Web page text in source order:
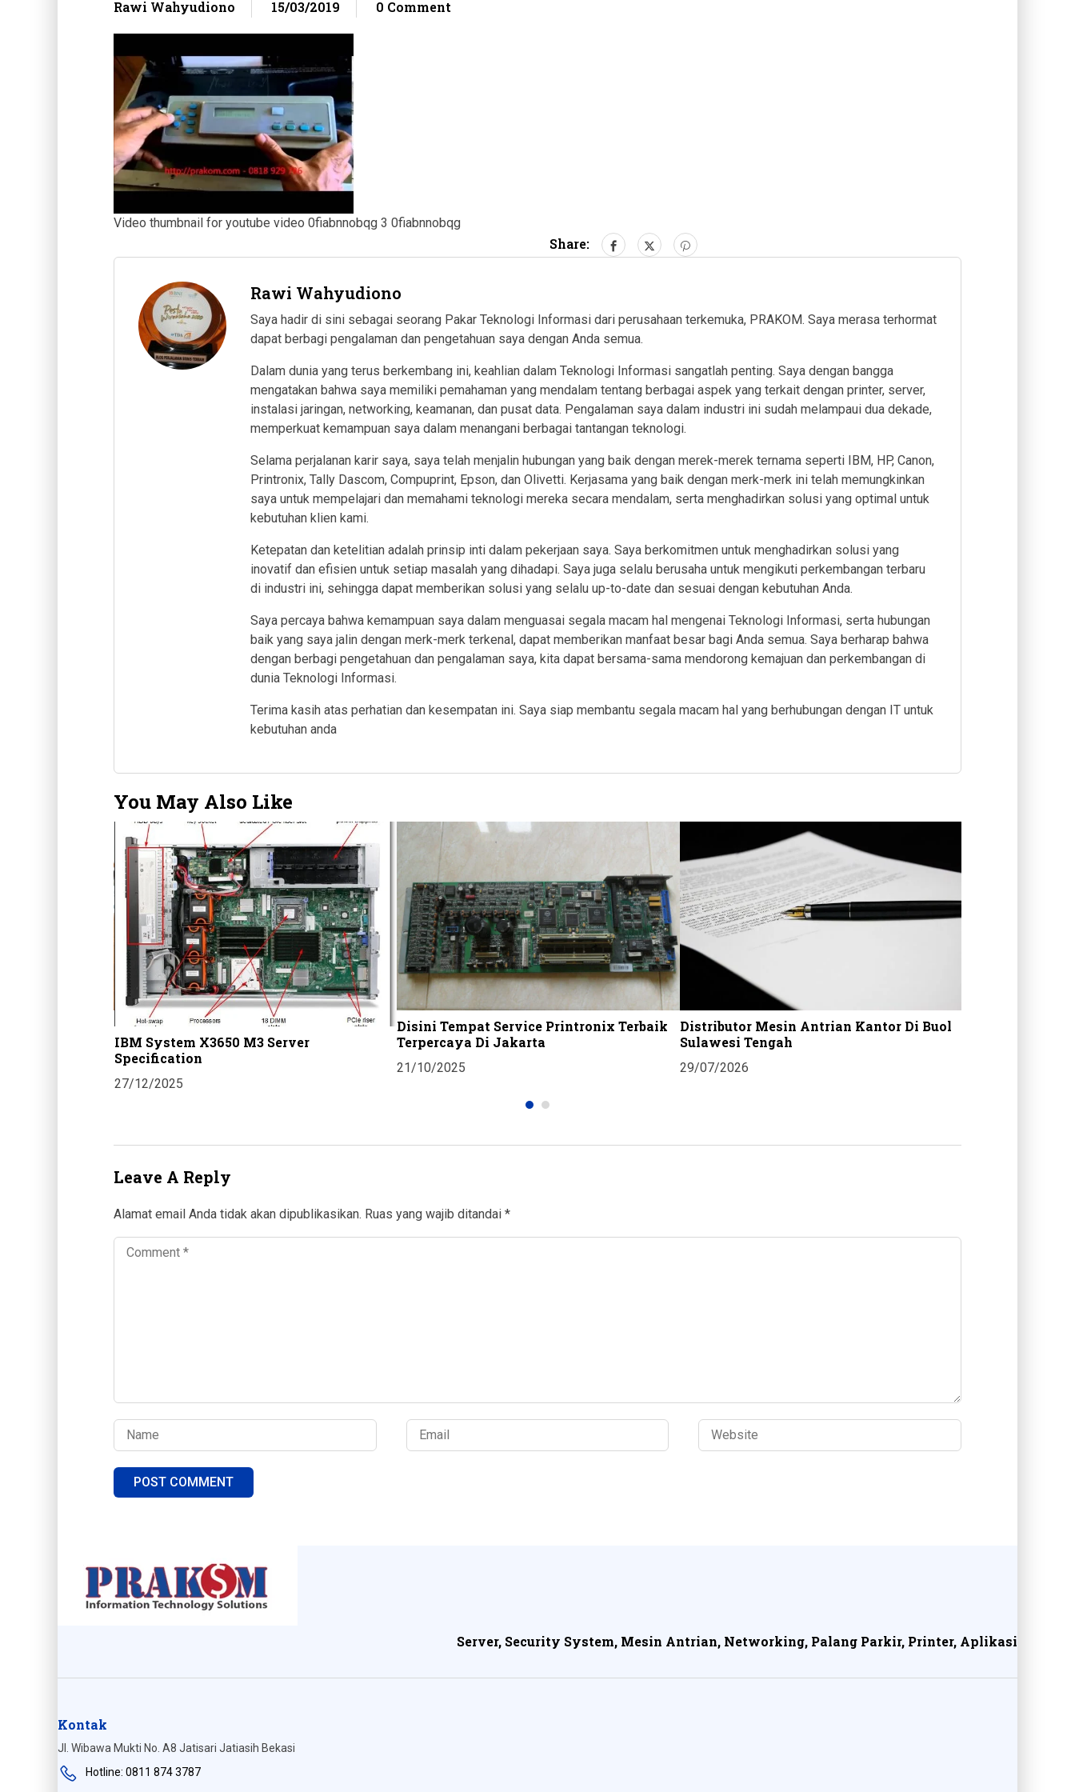
Rawi Wahyudiono 15/03/2019 0 Comment
Video thumbnail for youtube video 0fiabnnobqg 3 0fiabnnobqg
Share:
Rawi Wahyudiono
Saya hadir di sini sebagai seorang Pakar Teknologi Informasi dari perusahaan terkemuka, PRAKOM. Saya merasa terhormat
dapat berbagi pengalaman dan pengetahuan saya dengan Anda semua.
Dalam dunia yang terus berkembang ini, keahlian dalam Teknologi Informasi sangatlah penting. Saya dengan bangga
mengatakan bahwa saya memiliki pemahaman yang mendalam tentang berbagai aspek yang terkait dengan printer, server,
instalasi jaringan, networking, keamanan, dan pusat data. Pengalaman saya dalam industri ini sudah melampaui dua dekade,
memperkuat kemampuan saya dalam menangani berbagai tantangan teknologi.
Selama perjalanan karir saya, saya telah menjalin hubungan yang baik dengan merek-merek ternama seperti IBM, HP, Canon,
Printronix, Tally Dascom, Compuprint, Epson, dan Olivetti. Kerjasama yang baik dengan merk-merk ini telah memungkinkan
saya untuk mempelajari dan memahami teknologi mereka secara mendalam, serta menghadirkan solusi yang optimal untuk
kebutuhan klien kami.
Ketepatan dan ketelitian adalah prinsip inti dalam pekerjaan saya. Saya berkomitmen untuk menghadirkan solusi yang
inovatif dan efisien untuk setiap masalah yang dihadapi. Saya juga selalu berusaha untuk mengikuti perkembangan terbaru
di industri ini, sehingga dapat memberikan solusi yang selalu up-to-date dan sesuai dengan kebutuhan Anda.
Saya percaya bahwa kemampuan saya dalam menguasai segala macam hal mengenai Teknologi Informasi, serta hubungan
baik yang saya jalin dengan merk-merk terkenal, dapat memberikan manfaat besar bagi Anda semua. Saya berharap bahwa
dengan berbagi pengetahuan dan pengalaman saya, kita dapat bersama-sama mendorong kemajuan dan perkembangan di
dunia Teknologi Informasi.
Terima kasih atas perhatian dan kesempatan ini. Saya siap membantu segala macam hal yang berhubungan dengan IT untuk
kebutuhan anda
You May Also Like
IBM System X3650 M3 Server
Specification
27/12/2025
Disini Tempat Service Printronix Terbaik
Terpercaya Di Jakarta
21/10/2025
Distributor Mesin Antrian Kantor Di Buol
Sulawesi Tengah
29/07/2026
Leave A Reply
Alamat email Anda tidak akan dipublikasikan. Ruas yang wajib ditandai *
Server, Security System, Mesin Antrian, Networking, Palang Parkir, Printer, Aplikasi
Kontak
Jl. Wibawa Mukti No. A8 Jatisari Jatiasih Bekasi
Hotline: 0811 874 3787